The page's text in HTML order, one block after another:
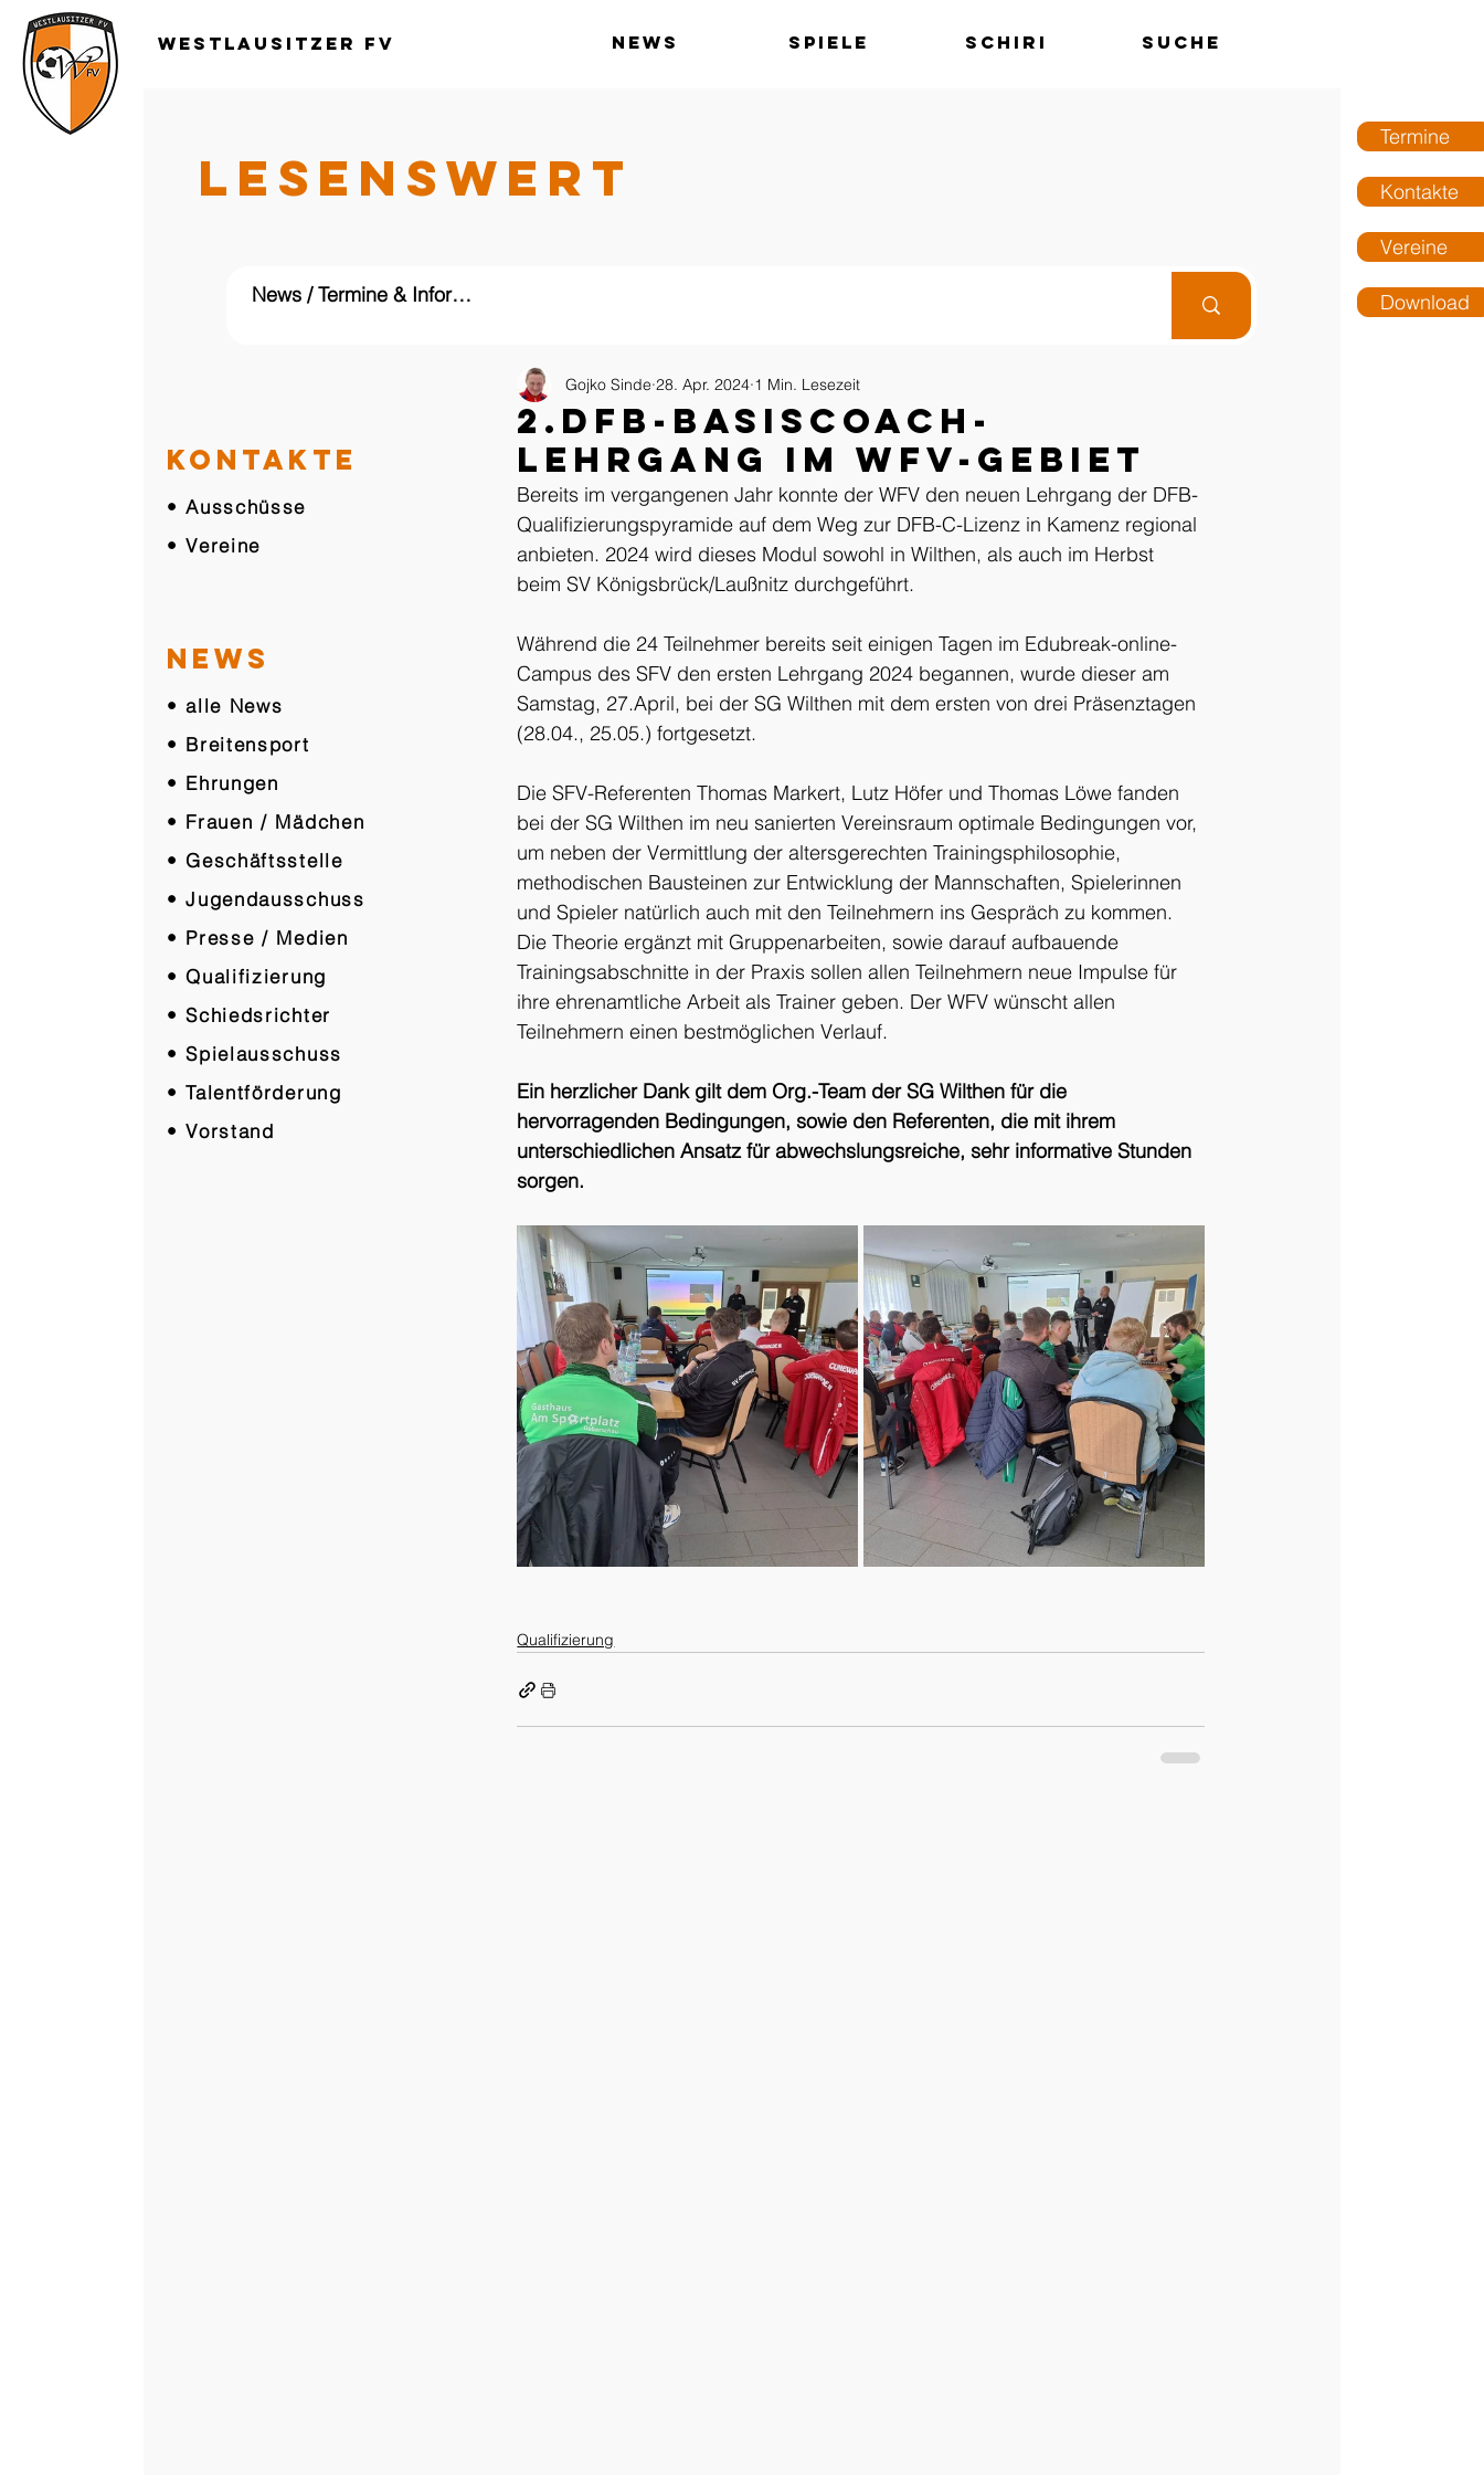
Termine
Kontakte
Vereine
Download
Westlausitzer FV News Spiele Schiri Suche
LESENSWERT
KONTAKTE
• Ausschüsse
• Vereine
NEWS
• alle News
• Breitensport
• Ehrungen
• Frauen / Mädchen
• Geschäftsstelle
• Jugendausschuss
• Presse / Medien
• Qualifizierung
• Schiedsrichter
• Spielausschuss
• Talentförderung
• Vorstand
2.DFB-Basiscoach-
Lehrgang im WFV-Gebiet
Gojko Sinde 28. Apr. 2024 1 Min. Lesezeit
Bereits im vergangenen Jahr konnte der WFV den neuen Lehrgang der DFB-
Qualifizierungspyramide auf dem Weg zur DFB-C-Lizenz in Kamenz regional
anbieten. 2024 wird dieses Modul sowohl in Wilthen, als auch im Herbst
beim SV Königsbrück/Laußnitz durchgeführt.
Während die 24 Teilnehmer bereits seit einigen Tagen im Edubreak-online-
Campus des SFV den ersten Lehrgang 2024 begannen, wurde dieser am
Samstag, 27.April, bei der SG Wilthen mit dem ersten von drei Präsenztagen
(28.04., 25.05.) fortgesetzt.
Die SFV-Referenten Thomas Markert, Lutz Höfer und Thomas Löwe fanden
bei der SG Wilthen im neu sanierten Vereinsraum optimale Bedingungen vor,
um neben der Vermittlung der altersgerechten Trainingsphilosophie,
methodischen Bausteinen zur Entwicklung der Mannschaften, Spielerinnen
und Spieler natürlich auch mit den Teilnehmern ins Gespräch zu kommen.
Die Theorie ergänzt mit Gruppenarbeiten, sowie darauf aufbauende
Trainingsabschnitte in der Praxis sollen allen Teilnehmern neue Impulse für
ihre ehrenamtliche Arbeit als Trainer geben. Der WFV wünscht allen
Teilnehmern einen bestmöglichen Verlauf.
Ein herzlicher Dank gilt dem Org.-Team der SG Wilthen für die
hervorragenden Bedingungen, sowie den Referenten, die mit ihrem
unterschiedlichen Ansatz für abwechslungsreiche, sehr informative Stunden
sorgen.
Qualifizierung